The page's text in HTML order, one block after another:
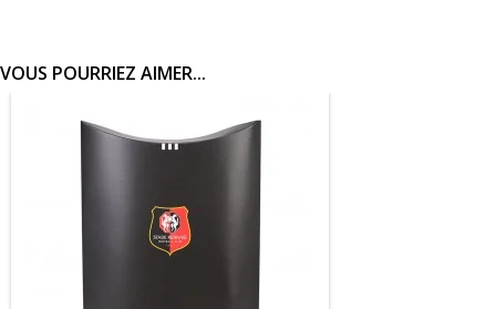
VOUS POURRIEZ AIMER...